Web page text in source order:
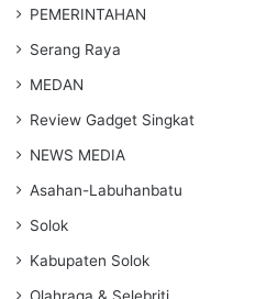
PEMERINTAHAN
Serang Raya
MEDAN
Review Gadget Singkat
NEWS MEDIA
Asahan-Labuhanbatu
Solok
Kabupaten Solok